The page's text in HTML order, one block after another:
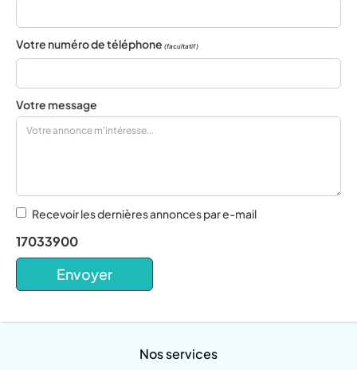
Votre numéro de téléphone (facultatif)
Votre message
Recevoir les dernières annonces par e-mail
17033900
Nos services